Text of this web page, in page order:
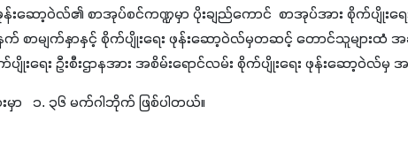
းဆော့ဝဲလ်၏ စာအုပ်စင်ကဏ္ဍမှာ ပိုးချည်ကောင်  စာအုပ်အား စိုက်ပျိုးရေ
စာမျက်နှာနှင့် စိုက်ပျိုးရေး ဖုန်းဆော့ဝဲလ်မှတဆင့် တောင်သူများထံ အခ
ျိုးရေး ဦးစီးဌာနအား အစိမ်းရောင်လမ်း စိုက်ပျိုးရေး ဖုန်းဆော့ဝဲလ်မှ
ာ   ၁. ၃၆ မက်ဂါဘိုက် ဖြစ်ပါတယ်။